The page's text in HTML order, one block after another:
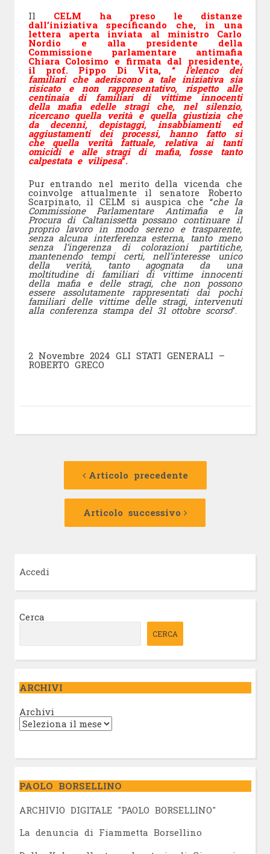
Il CELM ha preso le distanze
dall’iniziativa specificando che, in una
lettera aperta inviata al ministro Carlo
Nordio e alla presidente della
Commissione parlamentare antimafia
Chiara Colosimo e firmata dal presidente,
il prof. Pippo Di Vita, “l’elenco dei
familiari che aderiscono a tale iniziativa sia
risicato e non rappresentativo, rispetto alle
centinaia di familiari di vittime innocenti
della mafia edelle stragi che, nel silenzio,
ricercano quella verità e quella giustizia che
da decenni, depistaggi, insabbiamenti ed
aggiustamenti dei processi, hanno fatto sì
che quella verità fattuale, relativa ai tanti
omicidi e alle stragi di mafia, fosse tanto
calpestata e vilipesa”.
Pur entrando nel merito della vicenda che
coinvolge attualmente il senatore Roberto
Scarpinato, il CELM si auspica che “che la
Commissione Parlamentare Antimafia e la
Procura di Caltanissetta possano continuare il
proprio lavoro in modo sereno e trasparente,
senza alcuna interferenza esterna, tanto meno
senza l’ingerenza di colorazioni partitiche,
mantenendo tempi certi, nell’interesse unico
della verità, tanto agognata da una
moltitudine di familiari di vittime innocenti
della mafia e delle stragi, che non possono
essere assolutamente rappresentati dai pochi
familiari delle vittime delle stragi, intervenuti
alla conferenza stampa del 31 ottobre scorso”.
2 Novembre 2024 GLI STATI GENERALI –
ROBERTO GRECO
Navigazione
Articolo precedente
Articolo
Articolo successivo
Articolo
Accedi
Cerca
CERCA
ARCHIVI
Archivi
PAOLO BORSELLINO
ARCHIVIO DIGITALE "PAOLO BORSELLINO"
La denuncia di Fiammetta Borsellino